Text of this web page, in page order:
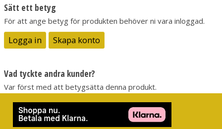
Sätt ett betyg
För att ange betyg för produkten behöver ni vara inloggad.
Logga in Skapa konto
Vad tyckte andra kunder?
Var först med att betygsätta denna produkt.